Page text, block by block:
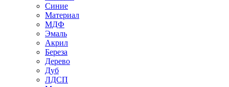
Синие
Материал
МДФ
Эмаль
Акрил
Береза
Дерево
Дуб
ЛДСП